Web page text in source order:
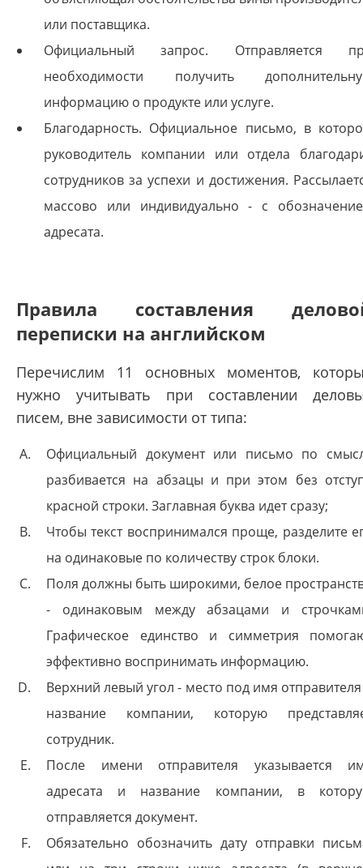
или поставщика.
Официальный запрос. Отправляется
необходимости получить
информацию о продукте или услуге.
Благодарность. Официальное письмо, в
руководитель компании или отдела
сотрудников за успехи и достижения.
массово или индивидуально - с
адресата.
Правила составления
переписки на английском
Перечислим 11 основных моментов,
нужно учитывать при составлении
писем, вне зависимости от типа:
Официальный документ или письмо по
разбивается на абзацы и при этом без
красной строки. Заглавная буква идет сразу;
Чтобы текст воспринимался проще, разделите
на одинаковые по количеству строк блоки.
Поля должны быть широкими, белое
- одинаковым между абзацами и
Графическое единство и симметрия
эффективно воспринимать информацию.
Верхний левый угол - место под имя
название компании, которую
сотрудник.
После имени отправителя указывается
адресата и название компании, в
отправляется документ.
Обязательно обозначить дату отправки